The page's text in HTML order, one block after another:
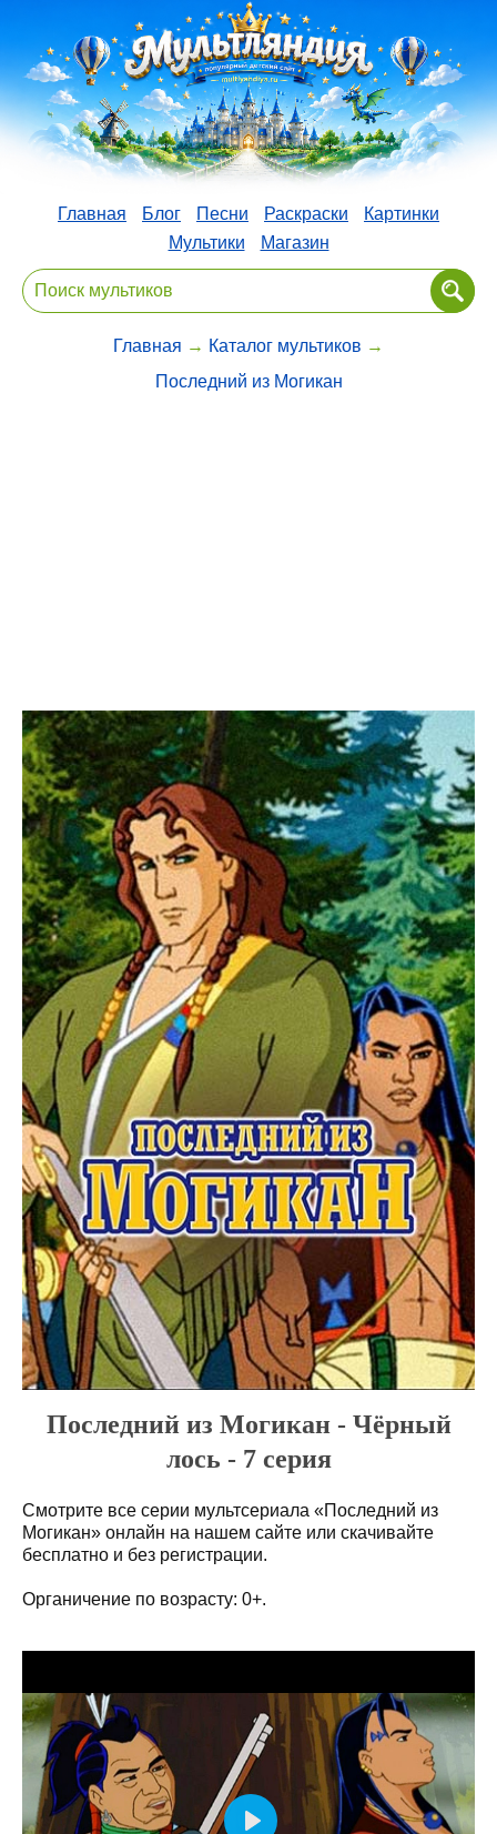
Главная Блог Песни Раскраски
Картинки
Мультики
Магазин
Главная → Каталог мультиков →
Последний из Могикан
Последний из Могикан - Чёрный
лось - 7 серия
Смотрите все серии мультсериала «Последний из
Могикан» онлайн на нашем сайте или скачивайте
бесплатно и без регистрации.
Органичение по возрасту: 0+.